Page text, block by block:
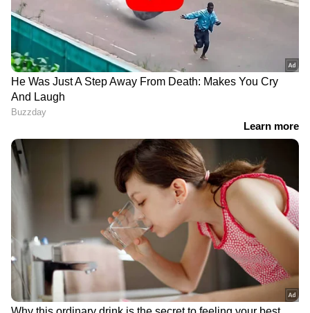
DOWNLOAD APP
ഏഷ്യാനെറ്റ് ന്യൂസ് മലയാളത്തിലൂടെ
News
മുകളുടെ പ്രകടനങ്ങൾ, ആവേശകരമായ
നിമിഷങ്ങൾ, മത്സരം കഴിഞ്ഞുള്ള
വിശകലനങ്ങൾ — എല്ലാം ഇപ്പോൾAsianet
News Malayalamമലയാളത്തിൽ തന്നെ!